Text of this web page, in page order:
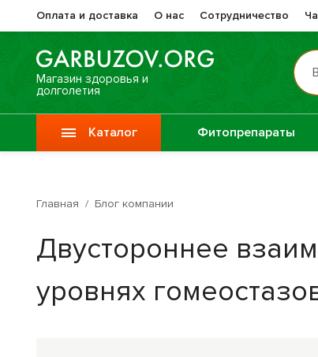
Оплата и доставка О нас Сотрудничество
Магазин здоровья и
долголетия
Каталог
онкологии
Фитопрепараты
Главная / Блог компании
Двустороннее
уровнях